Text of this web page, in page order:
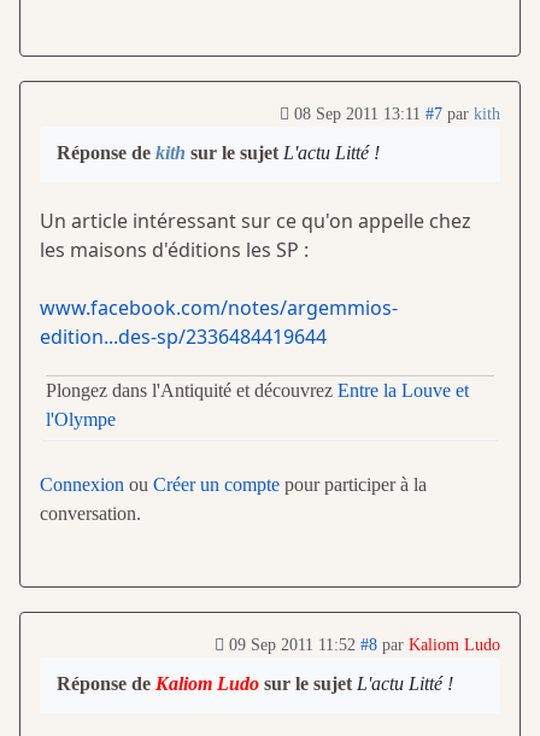
08 Sep 2011 13:11 #7 par kith
Réponse de kith sur le sujet L'actu Litté !
Un article intéressant sur ce qu'on appelle chez
les maisons d'éditions les SP :
www.facebook.com/notes/argemmios-
edition...des-sp/2336484419644
Plongez dans l'Antiquité et découvrez Entre la Louve et
l'Olympe
Connexion ou Créer un compte pour participer à la
conversation.
09 Sep 2011 11:52 #8 par Kaliom Ludo
Réponse de Kaliom Ludo sur le sujet L'actu Litté !